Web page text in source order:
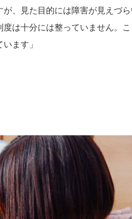
、見た目的には障害が見えづ
は十分には整っていません。
ます」